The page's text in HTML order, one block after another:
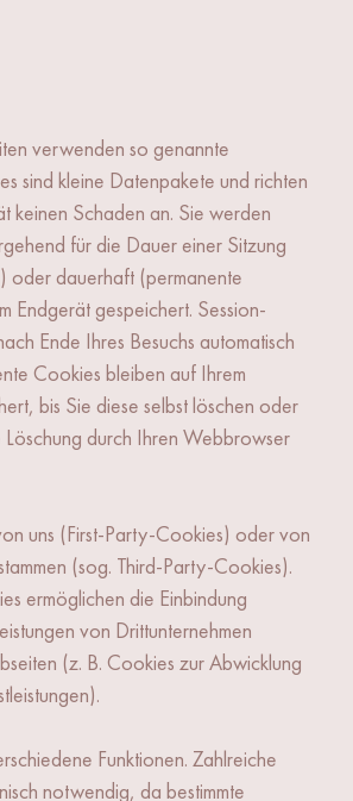
verwenden so genannte
sind kleine Datenpakete und richten
keinen Schaden an. Sie werden
für die Dauer einer Sitzung
oder dauerhaft (permanente
Endgerät gespeichert. Session-
Ende Ihres Besuchs automatisch
Cookies bleiben auf Ihrem
bis Sie diese selbst löschen oder
Löschung durch Ihren Webbrowser
uns (First-Party-Cookies) oder von
(sog. Third-Party-Cookies).
ermöglichen die Einbindung
von Drittunternehmen
(z. B. Cookies zur Abwicklung
Funktionen. Zahlreiche
notwendig, da bestimmte